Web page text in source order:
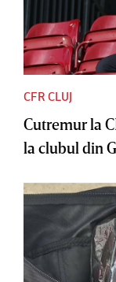
CFR CLUJ
Cutremur la
la clubul din